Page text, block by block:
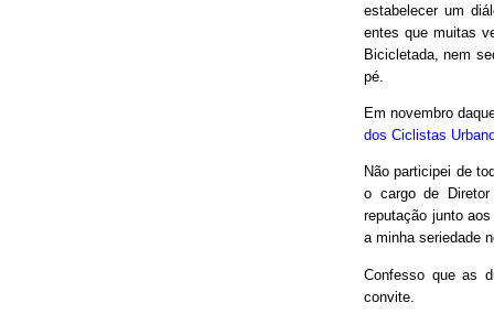
estabelecer um
entes que muitas
Bicicletada, nem
pé.
Em novembro
dos Ciclistas
Não participei de
o cargo de
reputação junto
a minha seriedade
Confesso que as
convite.